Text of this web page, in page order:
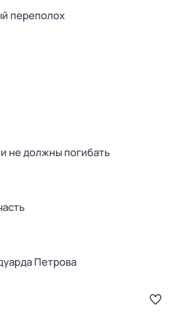
переполох
не должны погибать
Петрова